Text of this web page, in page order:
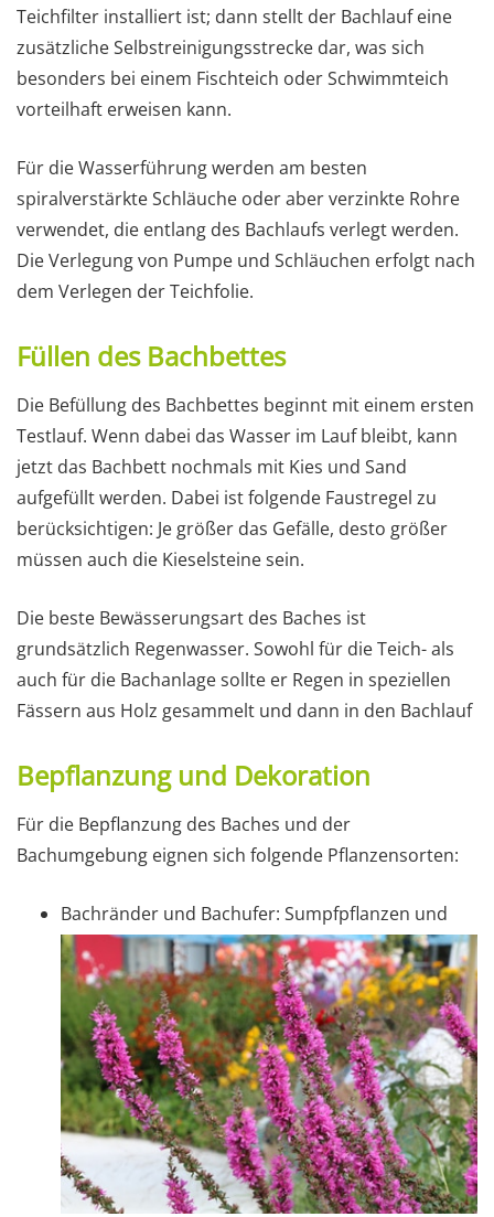
Teichfilter installiert ist; dann stellt der Bachlauf eine
zusätzliche Selbstreinigungsstrecke dar, was sich
besonders bei einem Fischteich oder Schwimmteich
vorteilhaft erweisen kann.
Für die Wasserführung werden am besten
spiralverstärkte Schläuche oder aber verzinkte Rohre
verwendet, die entlang des Bachlaufs verlegt werden.
Die Verlegung von Pumpe und Schläuchen erfolgt nach
dem Verlegen der Teichfolie.
Füllen des Bachbettes
Die Befüllung des Bachbettes beginnt mit einem ersten
Testlauf. Wenn dabei das Wasser im Lauf bleibt, kann
jetzt das Bachbett nochmals mit Kies und Sand
aufgefüllt werden. Dabei ist folgende Faustregel zu
berücksichtigen: Je größer das Gefälle, desto größer
müssen auch die Kieselsteine sein.
Die beste Bewässerungsart des Baches ist
grundsätzlich Regenwasser. Sowohl für die Teich- als
auch für die Bachanlage sollte er Regen in speziellen
Fässern aus Holz gesammelt und dann in den Bachlauf
Bepflanzung und Dekoration
Für die Bepflanzung des Baches und der
Bachumgebung eignen sich folgende Pflanzensorten:
Bachränder und Bachufer: Sumpfpflanzen und